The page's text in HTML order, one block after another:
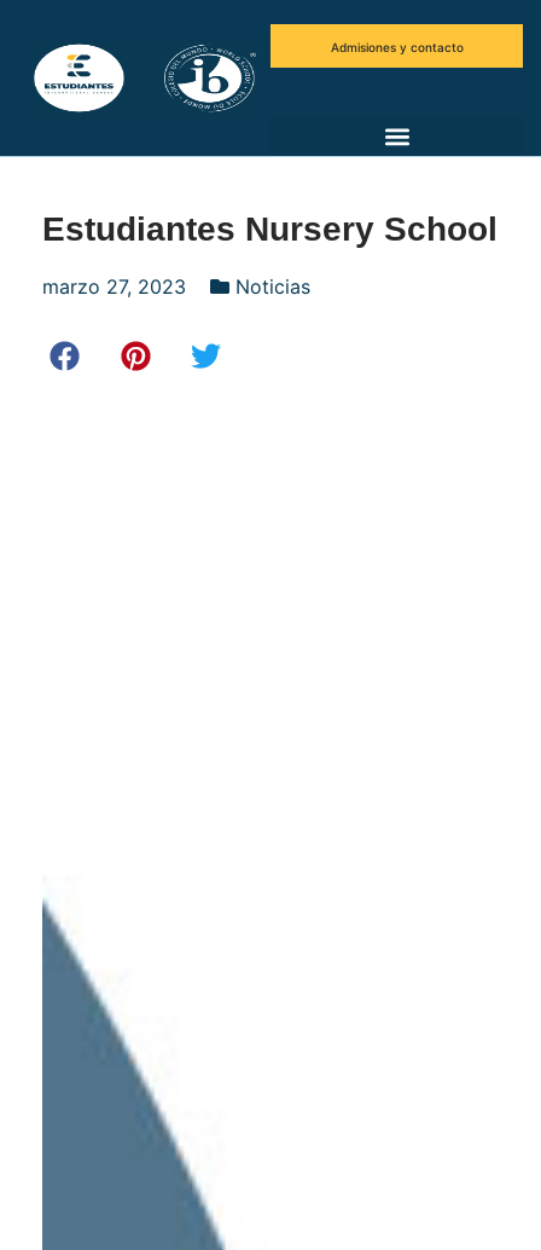
Admisiones y contacto
Estudiantes Nursery School
marzo 27, 2023 Noticias